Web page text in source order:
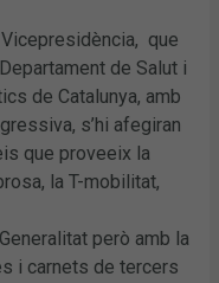
Vicepresidència, que
de Salut i
de Catalunya, amb
s’hi afegiran
que proveeix la
la T-mobilitat,
però amb la
i carnets de tercers